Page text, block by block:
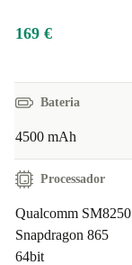
169 €
Bateria
4500 mAh
Processador
Qualcomm SM8250
Snapdragon 865
64bit